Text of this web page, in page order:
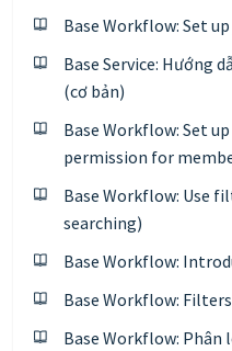
Base Workflow: Set
Base Service: Hướng
(cơ bản)
Base Workflow: Set
permission for
Base Workflow: Use
searching)
Base Workflow:
Base Workflow:
Base Workflow: Phân